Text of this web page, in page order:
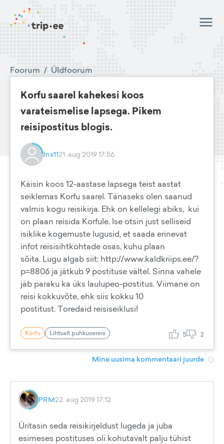
Foorum / Üldfoorum
Korfu saarel kahekesi koos
varateismelise lapsega. Pikem
reisipostitus blogis.
Inx1121. aug 2019 17:56
Käisin koos 12-aastase lapsega teist aastat
seiklemas Korfu saarel. Tänaseks olen saanud
valmis kogu reisikirja. Ehk on kellelegi abiks, kui
on plaan reisida Korfule. Ise otsin just selliseid
isiklike kogemuste lugusid, et saada erinevat
infot reisisihtkohtade osas, kuhu plaan
sõita. Lugu algab siit: http://www.kaldkriips.ee/?
p=8806 ja jätkub 9 postituse vältel. Sinna vahele
jäb paraku ka üks laulupeo-postitus. Viimane on
reisi kokkuvõte, ehk siis kokku 10
postitust. Toredaid reisiseiklusi!
Korfu Lihtsalt puhkusereis 5 2
Mine uusima kommentaari juurde
PRM22. aug 2019 17:12
Üritasin seda reisikirjeldust lugeda ja juba
esimeses postituses oli kohutavalt palju tühist